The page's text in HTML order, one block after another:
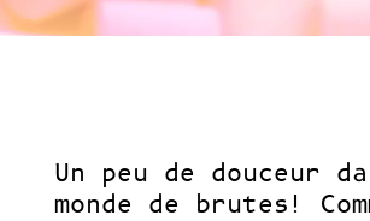
Un peu de douceur
monde de brutes!